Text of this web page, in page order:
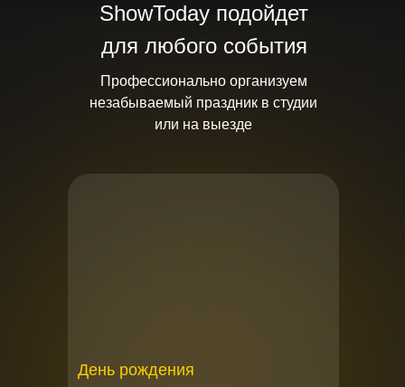
ShowToday подойдет
для любого события
Профессионально организуем
незабываемый праздник в студии
или на выезде
День рождения